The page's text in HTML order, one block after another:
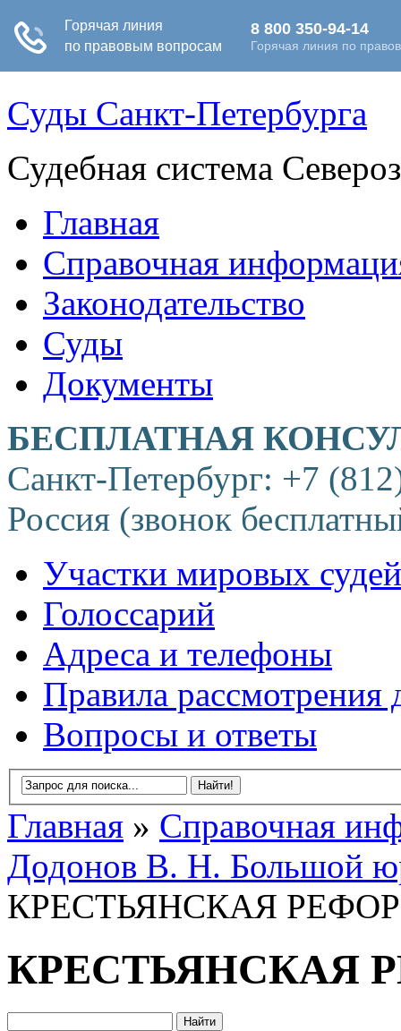
Суды Санкт-Петербурга
Судебная система
Главная
Справочная
Законодательство
Суды
Документы
БЕСПЛАТНАЯ
Санкт-Петербург: +7
Россия (звонок
Участки мировых судей
Голоссарий
Адреса и телефоны
Правила рассмотрения
Вопросы и ответы
Главная » Справочная
Додонов В. Н. Большой
КРЕСТЬЯНСКАЯ
КРЕСТЬЯНСКАЯ